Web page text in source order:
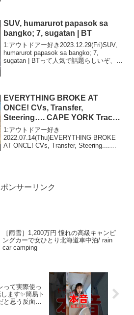
SUV, humarurot papasok sa
bangko; 7, sugatan | BT
1:アウトドアー好き2023.12.29(Fri)SUV,
humarurot papasok sa bangko; 7,
sugatan | BTって人気で話題らしいぞ、見
EVERYTHING BROKE AT
ONCE! CVs, Transfer,
Steering…. CAPE YORK Track
NOBODY's driven before!
1:アウトドアー好き
2022.07.14(Thu)EVERYTHING BROKE
AT ONCE! CVs, Transfer, Steering....
ンサーリンク
［雨雪］1,200万円 憧れの高級キャンピ
ングカーで女ひとり北海道車中泊/ rain
car camping
って実際使っ
ます✨簡易ト
と思う反面、